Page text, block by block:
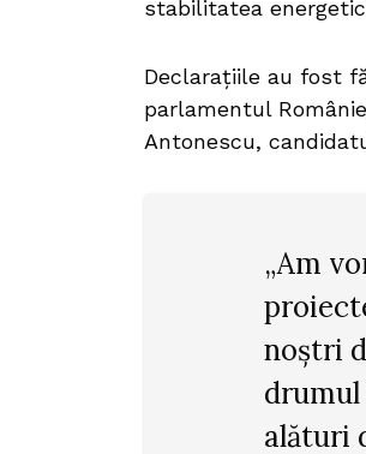
stabilitatea
Declarațiile au fost
parlamentul
Antonescu,
„Am
noștri
drumul
alături